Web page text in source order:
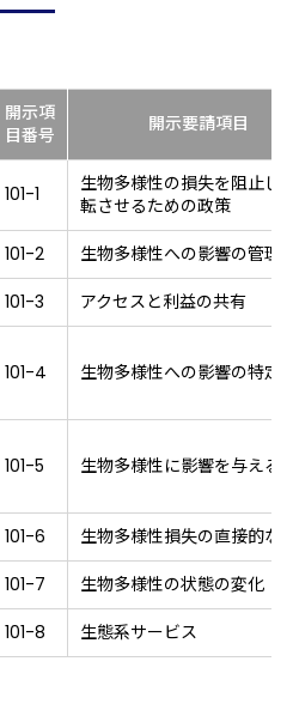
開示項
目番号 開示要請項目
101-1
生物多様性の損失を阻止し
転させるための政策
101-2
生物多様性への影響の管理
101-3
アクセスと利益の共有
101-4 生物多様性への影響の特定
101-5 生物多様性に影響を与える
101-6
生物多様性損失の直接的な
101-7
生物多様性の状態の変化
101-8
生態系サービス